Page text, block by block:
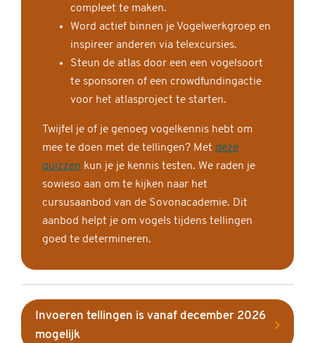
compleet te maken.
Word actief binnen je Vogelwerkgroep en
inspireer anderen via telexcursies.
Steun de atlas door een een vogelsoort
te sponsoren of een crowdfundingactie
voor het atlasproject te starten.
Twijfel je of je genoeg vogelkennis hebt om
mee te doen met de tellingen? Met deze
quizzen kun je je kennis testen. We raden je
sowieso aan om te kijken naar het
cursusaanbod van de Sovonacademie. Dit
aanbod helpt je om vogels tijdens tellingen
goed te determineren.
Invoeren tellingen is vanaf december 2026
mogelijk